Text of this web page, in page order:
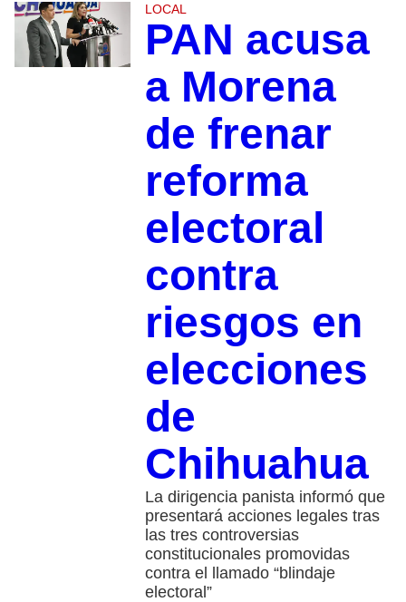
LOCAL
PAN acusa
a Morena
de frenar
reforma
electoral
contra
riesgos en
elecciones
de
Chihuahua
La dirigencia panista informó que
presentará acciones legales tras
las tres controversias
constitucionales promovidas
contra el llamado “blindaje
electoral”